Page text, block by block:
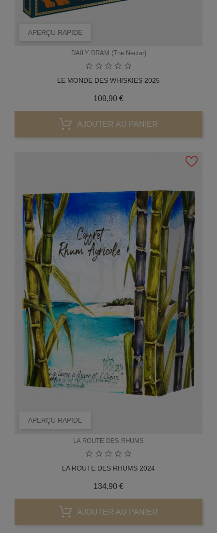
APERÇU RAPIDE
DAILY DRAM (The Nectar)
LE MONDE DES WHISKIES 2025
109,90 €Prix
AJOUTER AU PANIER
APERÇU RAPIDE
LA ROUTE DES RHUMS
LA ROUTE DES RHUMS 2024
134,90 €Prix
AJOUTER AU PANIER